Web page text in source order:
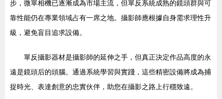
步，微單相機已逐漸成為市場主流，但單反系統成熟的鏡頭群與可
靠性能仍在專業領域占有一席之地。攝影師應根據自身需求理性升
級，避免盲目追求設備。
單反攝影器材是攝影師的延伸之手，但真正決定作品高度的永
遠是鏡頭后的頭腦。通過系統學習與實踐，這些精密設備將成為捕
捉時光、表達創意的忠實伙伴，助您在攝影之路上行穩致遠。